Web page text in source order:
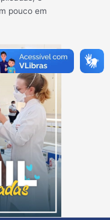
pouco em
Post
← Post
Post